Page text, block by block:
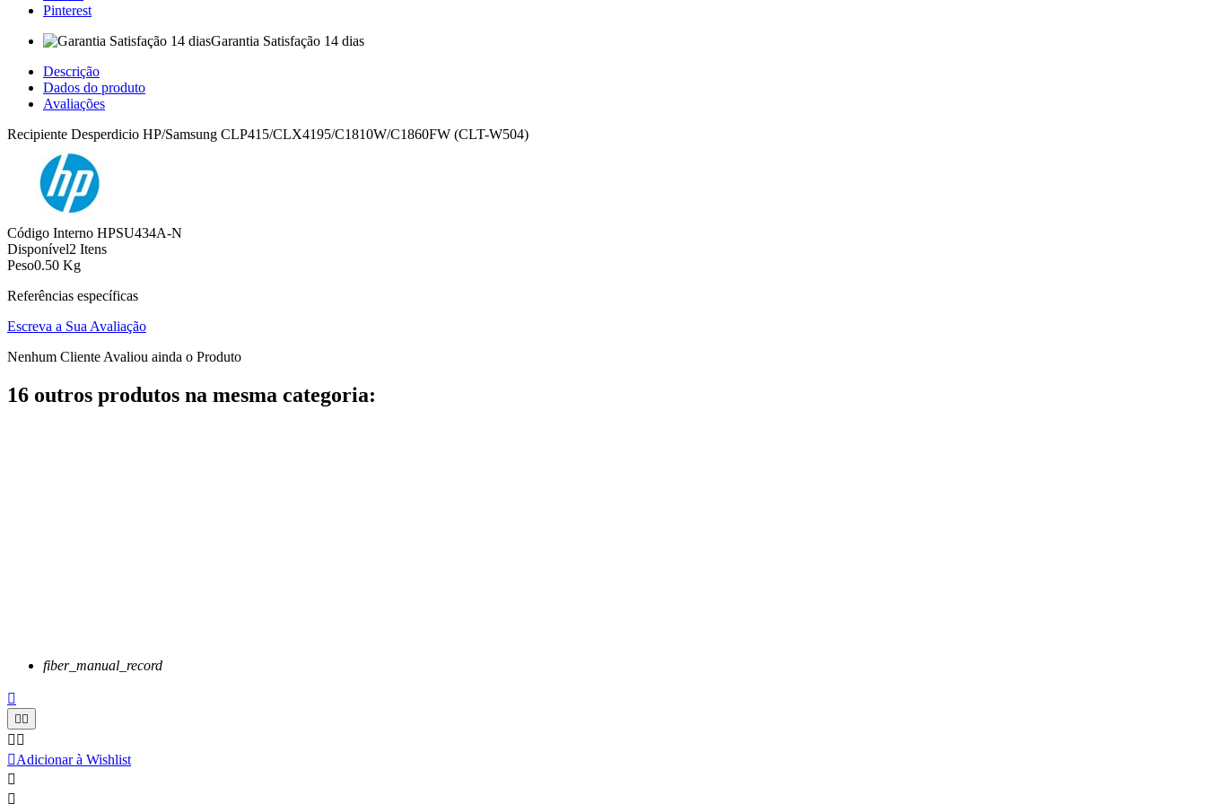
Pinterest
Garantia Satisfação 14 dias
Descrição
Dados do produto
Avaliações
Recipiente Desperdicio HP/Samsung CLP415/CLX4195/C1810W/C1860FW (CLT-W504)
Código Interno HPSU434A-N
Disponível2 Itens
Peso0.50 Kg
Referências específicas
Escreva a Sua Avaliação
Nenhum Cliente Avaliou ainda o Produto
16 outros produtos na mesma categoria:
fiber_manual_record

 
 
Adicionar à Wishlist

